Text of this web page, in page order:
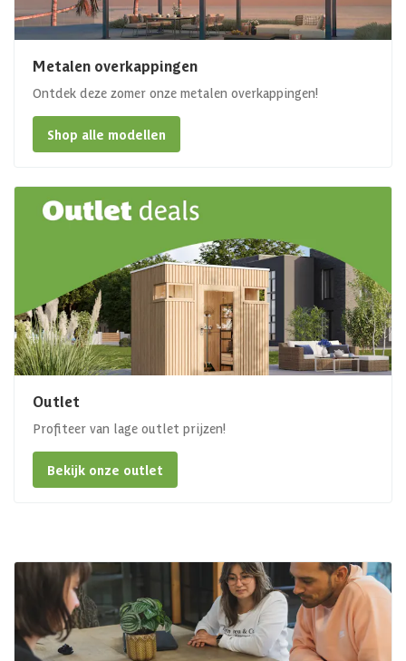
Metalen overkappingen
Ontdek deze zomer onze metalen overkappingen!
Shop alle modellen
Outlet
Profiteer van lage outlet prijzen!
Bekijk onze outlet